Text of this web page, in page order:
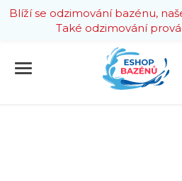
Blíží se odzimování bazénu,
Také odzimování